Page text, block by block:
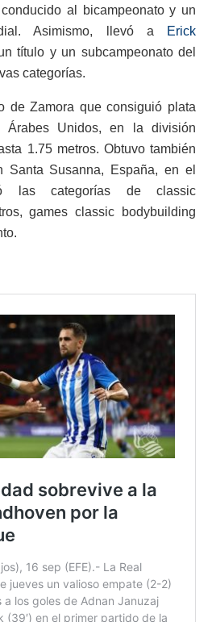
al bicampeonato y un
Asimismo, llevó a Erick
título y un subcampeonato del
categorías.
de Zamora que consiguió plata
Árabes Unidos, en la división
1.75 metros. Obtuvo también
Santa Susanna, España, en el
las categorías de classic
games classic bodybuilding